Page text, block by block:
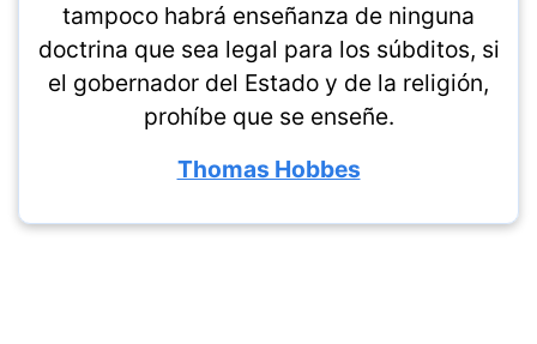
tampoco habrá enseñanza de ninguna
doctrina que sea legal para los súbditos, si
el gobernador del Estado y de la religión,
prohíbe que se enseñe.
Thomas Hobbes